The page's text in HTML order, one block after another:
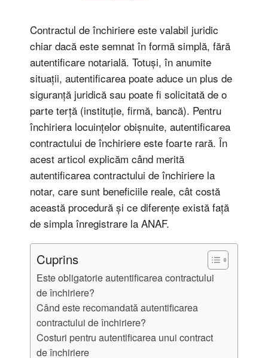
Contractul de închiriere este valabil juridic
chiar dacă este semnat în formă simplă, fără
autentificare notarială. Totuși, în anumite
situații, autentificarea poate aduce un plus de
siguranță juridică sau poate fi solicitată de o
parte terță (instituție, firmă, bancă). Pentru
închiriera locuințelor obișnuite, autentificarea
contractului de închiriere este foarte rară. În
acest articol explicăm când merită
autentificarea contractului de închiriere la
notar, care sunt beneficiile reale, cât costă
această procedură și ce diferențe există față
de simpla înregistrare la ANAF.
Cuprins
Este obligatorie autentificarea contractului
de închiriere?
Când este recomandată autentificarea
contractului de închiriere?
Costuri pentru autentificarea unui contract
de închiriere